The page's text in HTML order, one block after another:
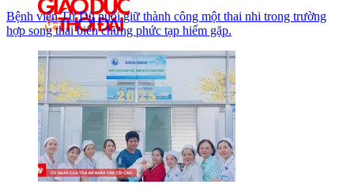
Bệnh viện Từ Dũ nuôi giữ thành công một thai nhi trong trường
hợp song thai biến chứng phức tạp hiếm gặp.